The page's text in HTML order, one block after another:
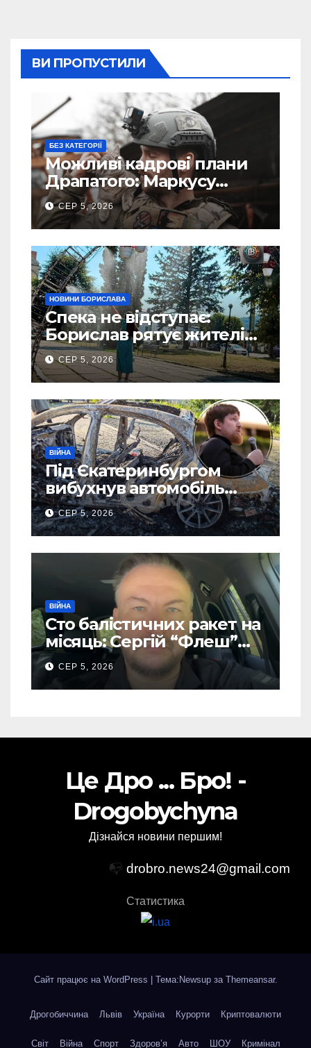
ВИ ПРОПУСТИЛИ
БЕЗ КАТЕГОРІЇ
Можливі кадрові плани
Драпатого: Маркусу
пророкують важливу
посаду у ЗСУ
СЕР 5, 2026
НОВИНИ БОРИСЛАВА
Спека не відступає:
Борислав рятує жителів
від рекордної спеки
(Фото)
СЕР 5, 2026
ВІЙНА
Під Єкатеринбургом
вибухнув автомобіль
голови компанії-
виробника дронів “Упир”
– перші подробиці
СЕР 5, 2026
ВІЙНА
Сто балістичних ракет на
місяць: Сергій “Флеш”
закликав українців
готуватися до гіршого
СЕР 5, 2026
Це Дро ... Бро! -
Drogobychyna
Дізнайся новини першим!
📭 drobro.news24@gmail.com
Статистика
Сайт працює на WordPress Тема:Newsup за Themeansar.
Дрогобиччина Львів Україна Курорти Криптовалюти
Світ Війна Спорт Здоров’я Авто ШОУ Кримінал